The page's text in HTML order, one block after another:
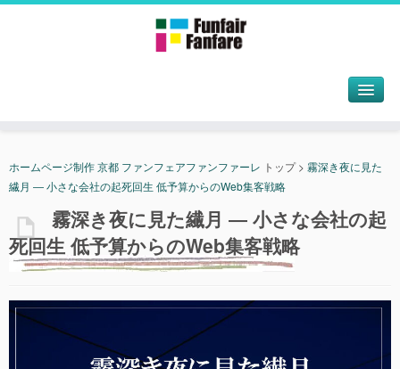
ホームページ制作 京都 ファンフェアファンファーレ トップ> 霧深き夜に見た
繊月 ― 小さな会社の起死回生 低予算からのWeb集客戦略
霧深き夜に見た繊月 ― 小さな会社の起
死回生 低予算からのWeb集客戦略